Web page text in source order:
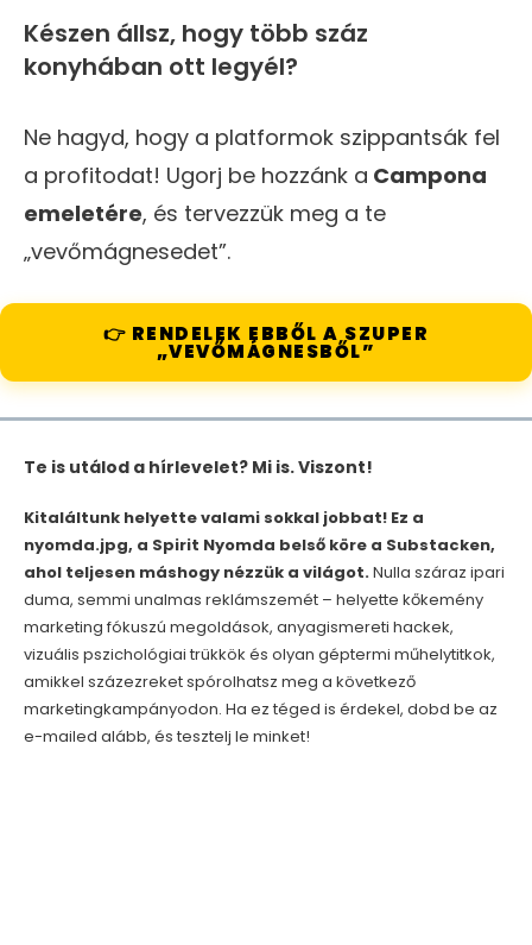
Készen állsz, hogy több száz
konyhában ott legyél?
Ne hagyd, hogy a platformok szippantsák fel
a profitodat! Ugorj be hozzánk a Campona
emeletére, és tervezzük meg a te
„vevőmágnesedet”.
👉 RENDELEK EBBŐL A SZUPER
„VEVŐMÁGNESBŐL”
Te is utálod a hírlevelet? Mi is. Viszont!
Kitaláltunk helyette valami sokkal jobbat! Ez a
nyomda.jpg, a Spirit Nyomda belső köre a Substacken,
ahol teljesen máshogy nézzük a világot.Nulla száraz ipari
duma, semmi unalmas reklámszemét – helyette kőkemény
marketing fókuszú megoldások, anyagismereti hackek,
vizuális pszichológiai trükkök és olyan géptermi műhelytitkok,
amikkel százezreket spórolhatsz meg a következő
marketingkampányodon. Ha ez téged is érdekel, dobd be az
e-mailed alább, és tesztelj le minket!